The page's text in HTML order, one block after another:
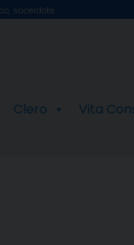
sacerdote
Clero Vita